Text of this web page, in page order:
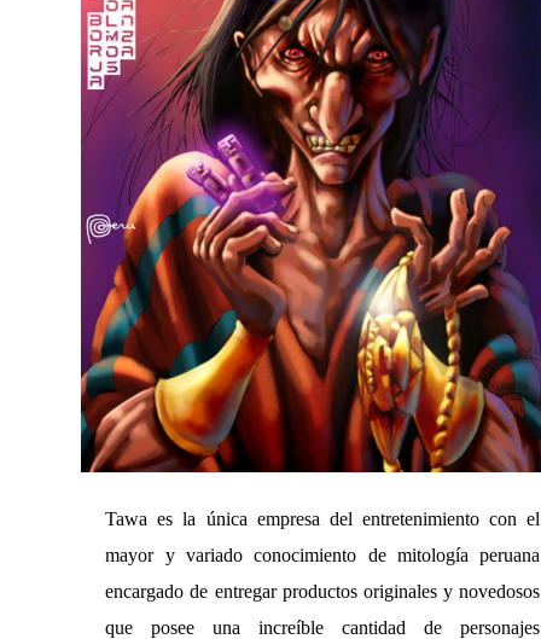
Tawa es la única empresa del entretenimiento con el
mayor y variado conocimiento de mitología peruana
encargado de entregar productos originales y novedosos
que posee una increíble cantidad de personajes